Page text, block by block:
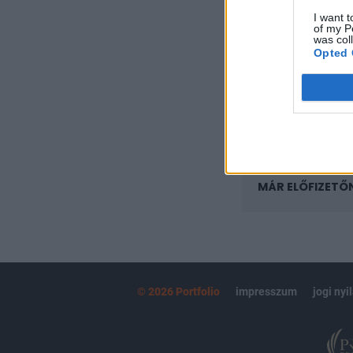
I want
of my
was
Opted
Az előfizetés a
Portfolio.hu
MÁR
© 2026 Portfolio impresszum jogi